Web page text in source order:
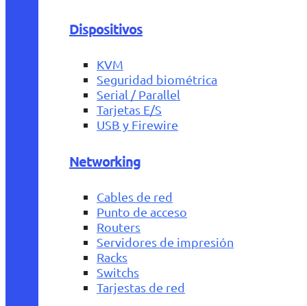
Dispositivos
KVM
Seguridad biométrica
Serial / Parallel
Tarjetas E/S
USB y Firewire
Networking
Cables de red
Punto de acceso
Routers
Servidores de impresión
Racks
Switchs
Tarjestas de red